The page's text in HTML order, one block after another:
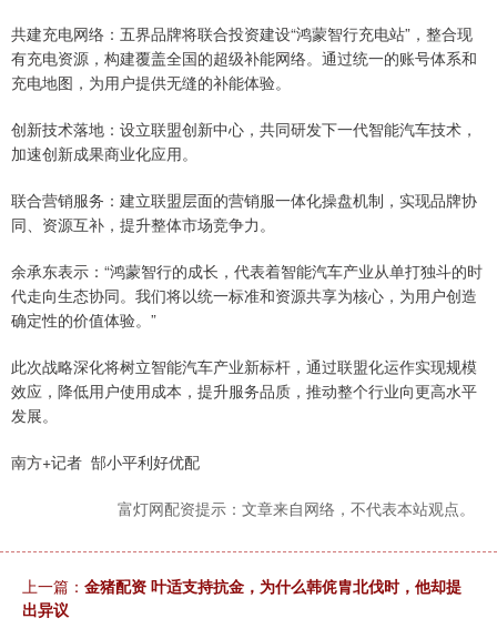
共建充电网络：五界品牌将联合投资建设“鸿蒙智行充电站”，整合现
有充电资源，构建覆盖全国的超级补能网络。通过统一的账号体系和
充电地图，为用户提供无缝的补能体验。
创新技术落地：设立联盟创新中心，共同研发下一代智能汽车技术，
加速创新成果商业化应用。
联合营销服务：建立联盟层面的营销服一体化操盘机制，实现品牌协
同、资源互补，提升整体市场竞争力。
余承东表示：“鸿蒙智行的成长，代表着智能汽车产业从单打独斗的时
代走向生态协同。我们将以统一标准和资源共享为核心，为用户创造
确定性的价值体验。”
此次战略深化将树立智能汽车产业新标杆，通过联盟化运作实现规模
效应，降低用户使用成本，提升服务品质，推动整个行业向更高水平
发展。
南方+记者 郜小平利好优配
富灯网配资提示：文章来自网络，不代表本站观点。
上一篇： 金猪配资 叶适支持抗金，为什么韩侂胄北伐时，他却提
出异议